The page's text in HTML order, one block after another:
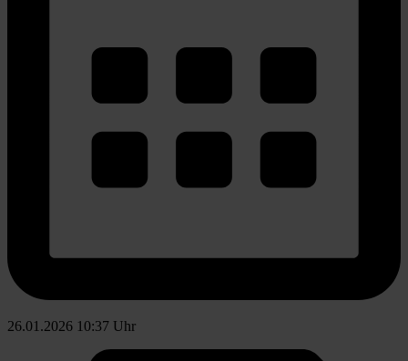
26.01.2026 10:37 Uhr